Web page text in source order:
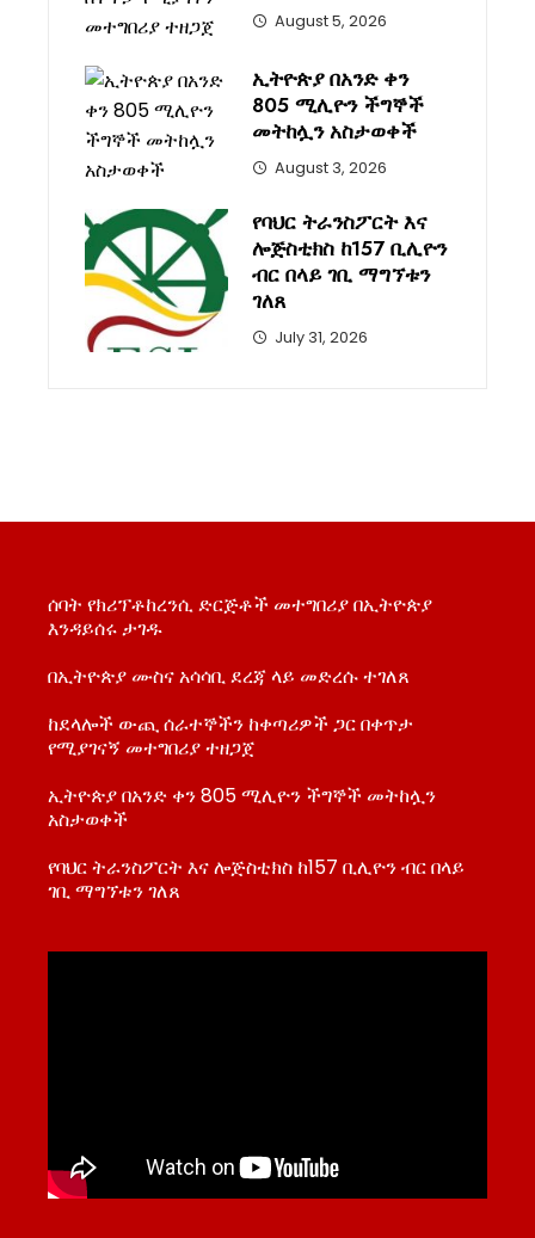
August 5, 2026
ኢትዮጵያ በአንድ ቀን
805 ሚሊዮን ችግኞች
መትከሏን አስታወቀች
August 3, 2026
የባህር ትራንስፖርት እና
ሎጅስቲክስ ከ157 ቢሊዮን
ብር በላይ ገቢ ማግኘቱን
ገለጸ
July 31, 2026
ሰባት የክሪፕቶከረንሲ ድርጅቶች መተግበሪያ በኢትዮጵያ
እንዳይሰሩ ታገዱ
በኢትዮጵያ ሙስና አሳሳቢ ደረጃ ላይ መድረሱ ተገለጸ
ከደላሎች ውጪ ሰራተኞችን ከቀጣሪዎች ጋር በቀጥታ
የሚያገናኝ መተግበሪያ ተዘጋጀ
ኢትዮጵያ በአንድ ቀን 805 ሚሊዮን ችግኞች መትከሏን
አስታወቀች
የባህር ትራንስፖርት እና ሎጅስቲክስ ከ157 ቢሊዮን ብር በላይ
ገቢ ማግኘቱን ገለጸ